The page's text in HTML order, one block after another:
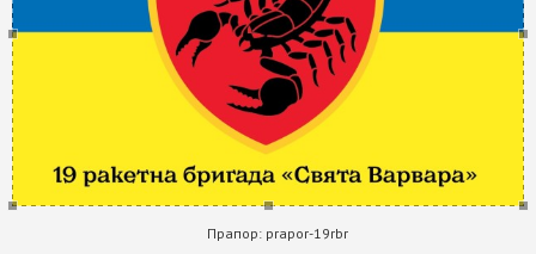
Прапор:prapor-19rbr